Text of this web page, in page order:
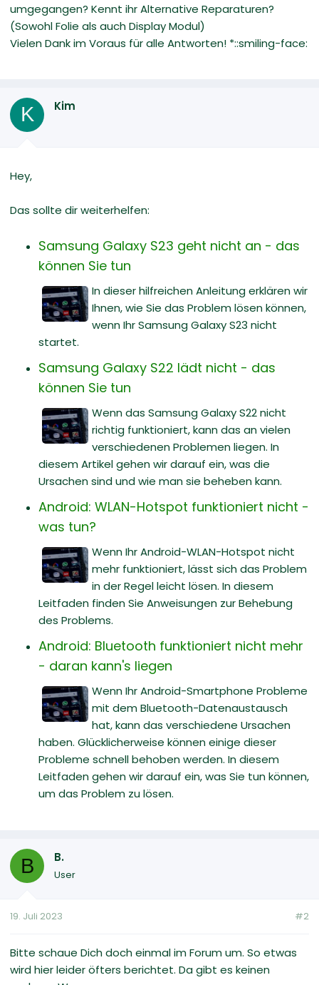
umgegangen? Kennt ihr Alternative Reparaturen?
(Sowohl Folie als auch Display Modul)
Vielen Dank im Voraus für alle Antworten! *::smiling-face:
K Kim
Hey,
Das sollte dir weiterhelfen:
Samsung Galaxy S23 geht nicht an - das
können Sie tun
In dieser hilfreichen Anleitung erklären wir
Ihnen, wie Sie das Problem lösen können,
wenn Ihr Samsung Galaxy S23 nicht
startet.
Samsung Galaxy S22 lädt nicht - das
können Sie tun
Wenn das Samsung Galaxy S22 nicht
richtig funktioniert, kann das an vielen
verschiedenen Problemen liegen. In
diesem Artikel gehen wir darauf ein, was die
Ursachen sind und wie man sie beheben kann.
Android: WLAN-Hotspot funktioniert nicht -
was tun?
Wenn Ihr Android-WLAN-Hotspot nicht
mehr funktioniert, lässt sich das Problem
in der Regel leicht lösen. In diesem
Leitfaden finden Sie Anweisungen zur Behebung
des Problems.
Android: Bluetooth funktioniert nicht mehr
- daran kann's liegen
Wenn Ihr Android-Smartphone Probleme
mit dem Bluetooth-Datenaustausch
hat, kann das verschiedene Ursachen
haben. Glücklicherweise können einige dieser
Probleme schnell behoben werden. In diesem
Leitfaden gehen wir darauf ein, was Sie tun können,
um das Problem zu lösen.
B B.
User
19. Juli 2023 #2
Bitte schaue Dich doch einmal im Forum um. So etwas
wird hier leider öfters berichtet. Da gibt es keinen